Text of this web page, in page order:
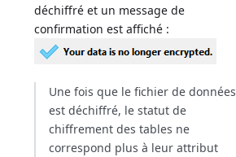
déchiffré et un message de
confirmation est affiché :
Une fois que le fichier de données
est déchiffré, le statut de
chiffrement des tables ne
correspond plus à leur attribut